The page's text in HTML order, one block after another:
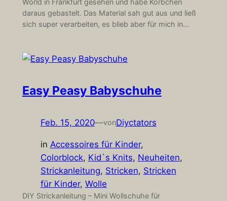
World in Frankfurt gesehen und habe Körbchen
daraus gebastelt. Das Material sah gut aus und ließ
sich super verarbeiten, es blieb aber für mich in…
Easy Peasy Babyschuhe
Feb. 15, 2020—vonDiyctators
in Accessoires für Kinder
Colorblock, Kid`s Knits, Neuheiten
Strickanleitung, Stricken, Stricken
für Kinder, Wolle
DIY Strickanleitung – Mini Wollschuhe für